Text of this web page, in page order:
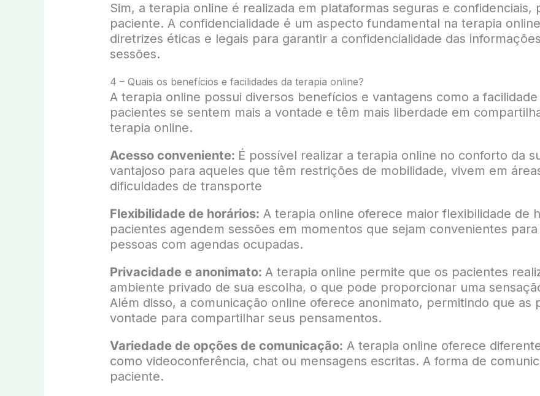
Sim, a terapia online é realizada em plataformas seguras e
paciente. A confidencialidade é um aspecto fundamental na terapia
diretrizes éticas e legais para garantir a confidencialidade das
sessões.
4 – Quais os benefícios e facilidades da terapia online?
A terapia online possui diversos benefícios e vantagens como a
pacientes se sentem mais a vontade e têm mais liberdade em
terapia online.
Acesso conveniente: É possível realizar a terapia online no conforto da
vantajoso para aqueles que têm restrições de mobilidade, vivem em
dificuldades de transporte
Flexibilidade de horários: A terapia online oferece maior flexibilidade de
pacientes agendem sessões em momentos que sejam convenientes
pessoas com agendas ocupadas.
Privacidade e anonimato: A terapia online permite que os pacientes
ambiente privado de sua escolha, o que pode proporcionar uma
Além disso, a comunicação online oferece anonimato, permitindo que as
vontade para compartilhar seus pensamentos.
Variedade de opções de comunicação: A terapia online oferece
como videoconferência, chat ou mensagens escritas. A forma de
paciente.